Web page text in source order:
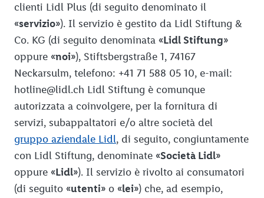
clienti Lidl Plus (di seguito denominato il
«servizio»). Il servizio è gestito da Lidl Stiftung &
Co. KG (di seguito denominata «Lidl Stiftung»
oppure «noi»), Stiftsbergstraße 1, 74167
Neckarsulm, telefono: +41 71 588 05 10, e-mail:
hotline@lidl.ch Lidl Stiftung è comunque
autorizzata a coinvolgere, per la fornitura di
servizi, subappaltatori e/o altre società del
gruppo aziendale Lidl, di seguito, congiuntamente
con Lidl Stiftung, denominate «Società Lidl»
oppure «Lidl»). Il servizio è rivolto ai consumatori
(di seguito «utenti» o «lei») che, ad esempio,